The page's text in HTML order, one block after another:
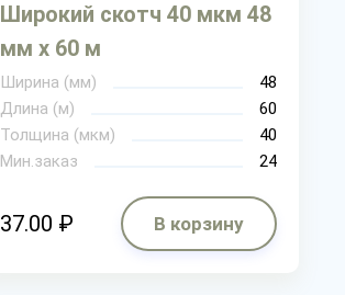
Широкий скотч 40 мкм 48
мм х 60 м
Ширина (мм)
48
Длина (м)
60
Толщина (мкм)
40
Мин.заказ
24
37.00 ₽ В корзину